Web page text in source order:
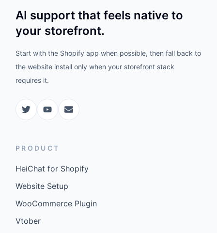
AI support that feels native to
your storefront.
Start with the Shopify app when possible, then fall back to
the website install only when your storefront stack
requires it.
PRODUCT
HeiChat for Shopify
Website Setup
WooCommerce Plugin
Vtober